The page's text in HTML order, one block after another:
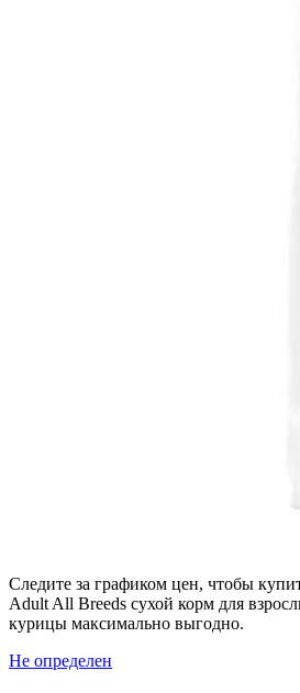
Следите за графиком цен, чтобы
Adult All Breeds сухой корм для
курицы максимально выгодно.
Не определен